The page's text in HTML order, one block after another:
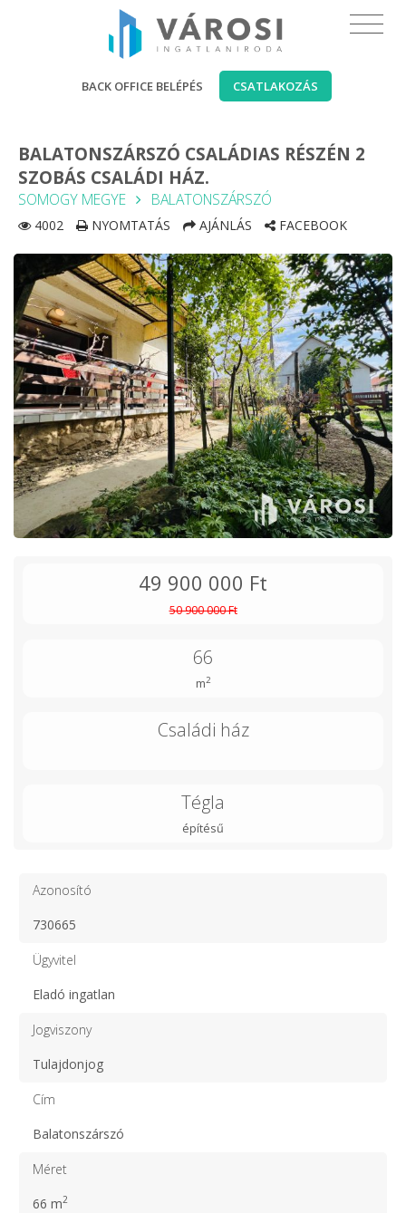
BACK OFFICE BELÉPÉS CSATLAKOZÁS
BALATONSZÁRSZÓ CSALÁDIAS RÉSZÉN 2
SZOBÁS CSALÁDI HÁZ.
SOMOGY MEGYE BALATONSZÁRSZÓ
4002 NYOMTATÁS AJÁNLÁS FACEBOOK
49 900 000 Ft
50 900 000 Ft
66
m2
Családi ház
Tégla
építésű
Azonosító
730665
Ügyvitel
Eladó ingatlan
Jogviszony
Tulajdonjog
Cím
Balatonszárszó
Méret
66 m2